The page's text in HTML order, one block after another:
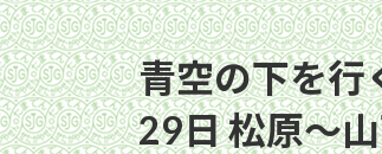
青空の下を行
29日 松原〜